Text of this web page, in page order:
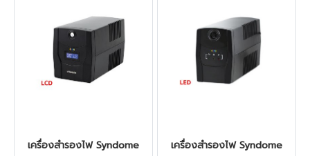
เครื่องสำรองไฟ Syndome
เครื่องสำรองไฟ Syndome